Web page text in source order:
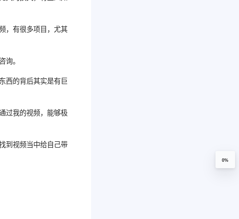
，有很多项目，尤其
询。
西的背后其实是有巨
过我的视频，能够极
到视频当中给自己带
0%